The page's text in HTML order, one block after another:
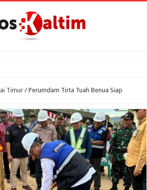
Digelar
Timur / Perumdam Tirta Tuah Benua Siap